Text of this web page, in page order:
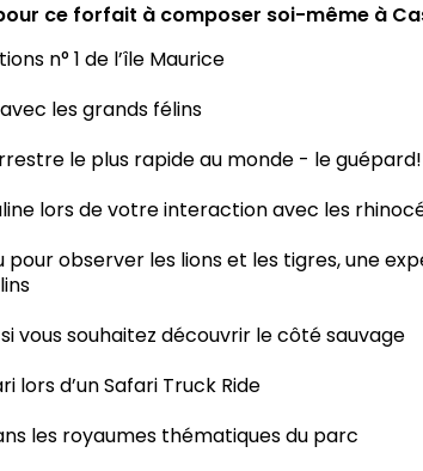
ce forfait à composer soi-même à
n° 1 de l’île Maurice
les grands félins
le plus rapide au monde - le guépard!
lors de votre interaction avec les
pour observer les lions et les tigres, une
vous souhaitez découvrir le côté sauvage
lors d’un Safari Truck Ride
les royaumes thématiques du parc